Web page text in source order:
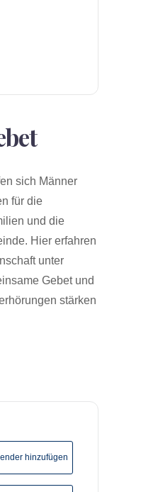
sich Männer
für die
und die
Hier erfahren
unter
Gebet und
stärken
hinzufügen